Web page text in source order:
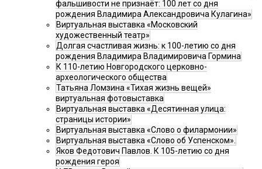
фальшивости не признаёт: 100 лет со дня
рождения Владимира Александровича Кулагина»
Виртуальная выставка «Московский
художественный театр»
Долгая счастливая жизнь: к 100-летию со дня
рождения Владимира Владимировича Гормина
К 110-летию Новгородского церковно-
археологического общества
Татьяна Ломзина «Тихая жизнь вещей»
виртуальная фотовыставка
Виртуальная выставка «Десятинная улица:
страницы истории»
Виртуальная выставка «Слово о филармонии»
Виртуальная выставка «Слово об Успенском».
Яков Федотович Павлов. К 105-летию со дня
рождения героя